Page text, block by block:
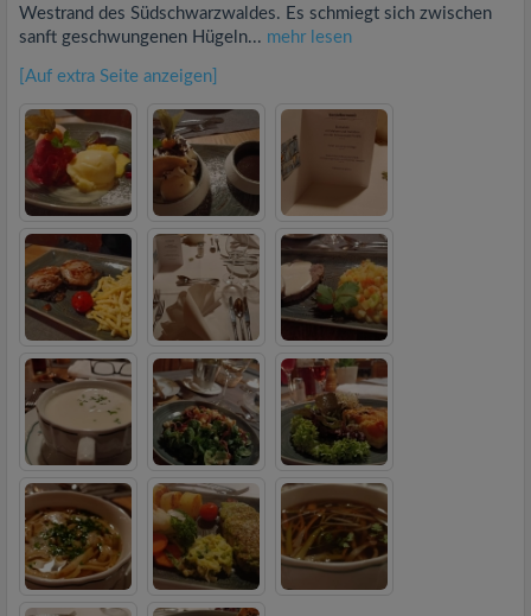
Westrand des Südschwarzwaldes. Es schmiegt sich zwischen
sanft geschwungenen Hügeln... mehr lesen
[Auf extra Seite anzeigen]